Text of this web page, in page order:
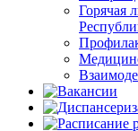
Горячая